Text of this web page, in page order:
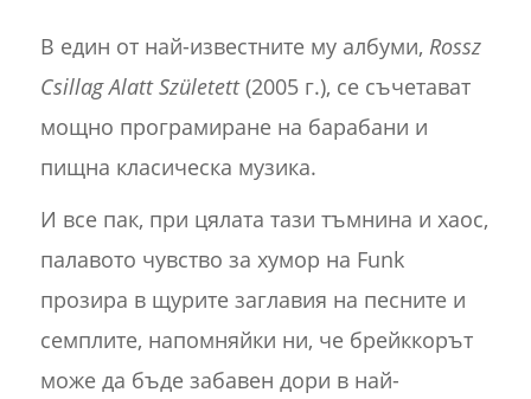
В един от най-известните му албуми, Rossz
Csillag Alatt Született(2005 г.), се съчетават
мощно програмиране на барабани и
пищна класическа музика.
И все пак, при цялата тази тъмнина и хаос,
палавото чувство за хумор на Funk
прозира в щурите заглавия на песните и
семплите, напомняйки ни, че брейккорът
може да бъде забавен дори в най-